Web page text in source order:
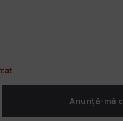
Anunță-mă